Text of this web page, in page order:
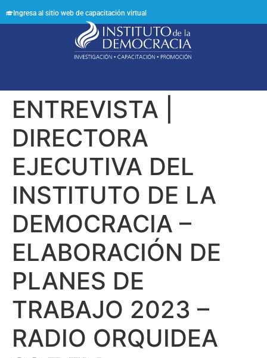
Ingresa al sitio web de capacitación virtual
ENTREVISTA |
DIRECTORA
EJECUTIVA DEL
INSTITUTO DE LA
DEMOCRACIA –
ELABORACIÓN DE
PLANES DE
TRABAJO 2023 –
RADIO ORQUIDEA